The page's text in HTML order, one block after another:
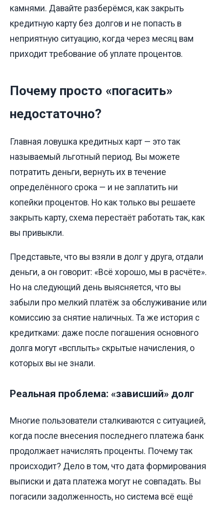
камнями. Давайте разберёмся, как закрыть
кредитную карту без долгов и не попасть в
неприятную ситуацию, когда через месяц вам
приходит требование об уплате процентов.
Почему просто «погасить»
недостаточно?
Главная ловушка кредитных карт — это так
называемый льготный период. Вы можете
потратить деньги, вернуть их в течение
определённого срока — и не заплатить ни
копейки процентов. Но как только вы решаете
закрыть карту, схема перестаёт работать так, как
вы привыкли.
Представьте, что вы взяли в долг у друга, отдали
деньги, а он говорит: «Всё хорошо, мы в расчёте».
Но на следующий день выясняется, что вы
забыли про мелкий платёж за обслуживание или
комиссию за снятие наличных. Та же история с
кредитками: даже после погашения основного
долга могут «всплыть» скрытые начисления, о
которых вы не знали.
Реальная проблема: «зависший» долг
Многие пользователи сталкиваются с ситуацией,
когда после внесения последнего платежа банк
продолжает начислять проценты. Почему так
происходит? Дело в том, что дата формирования
выписки и дата платежа могут не совпадать. Вы
погасили задолженность, но система всё ещё